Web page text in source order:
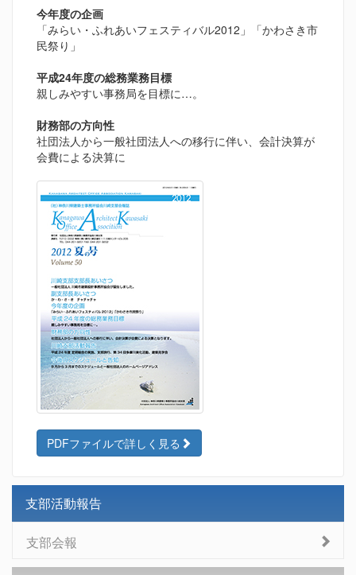
今年度の企画
「みらい・ふれあいフェスティバル2012」「かわさき市
民祭り」
平成24年度の総務業務目標
親しみやすい事務局を目標に…。
財務部の方向性
社団法人から一般社団法人への移行に伴い、会計決算が
会費による決算に
PDFファイルで詳しく見る
支部活動報告
支部会報